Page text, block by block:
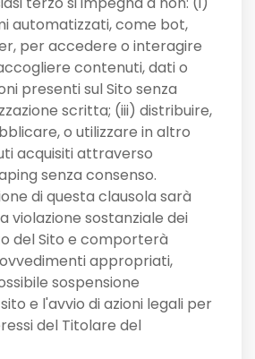
automatizzati, come bot,
per accedere o interagire
contenuti, dati o
presenti sul Sito senza
scritta; (iii) distribuire,
o utilizzare in altro
acquisiti attraverso
senza consenso.
di questa clausola sarà
violazione sostanziale dei
del Sito e comporterà
appropriati,
sospensione
e l'avvio di azioni legali per
del Titolare del